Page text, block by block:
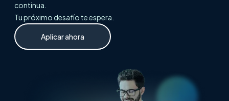
continua.
Tu próximo desafío te espera.
Aplicar ahora